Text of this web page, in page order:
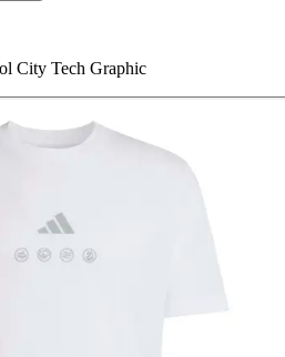
City Tech Graphic